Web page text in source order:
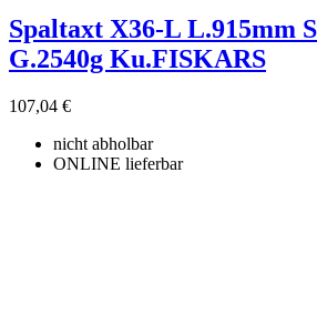
Spaltaxt X36-L L.915mm
G.2540g Ku.FISKARS
107,04 €
nicht abholbar
ONLINE lieferbar